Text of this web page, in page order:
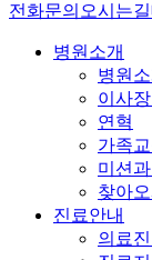
전화문의 오시는길
병원소개
병원소
이사
연혁
가족
미션
찾아
진료안내
의료